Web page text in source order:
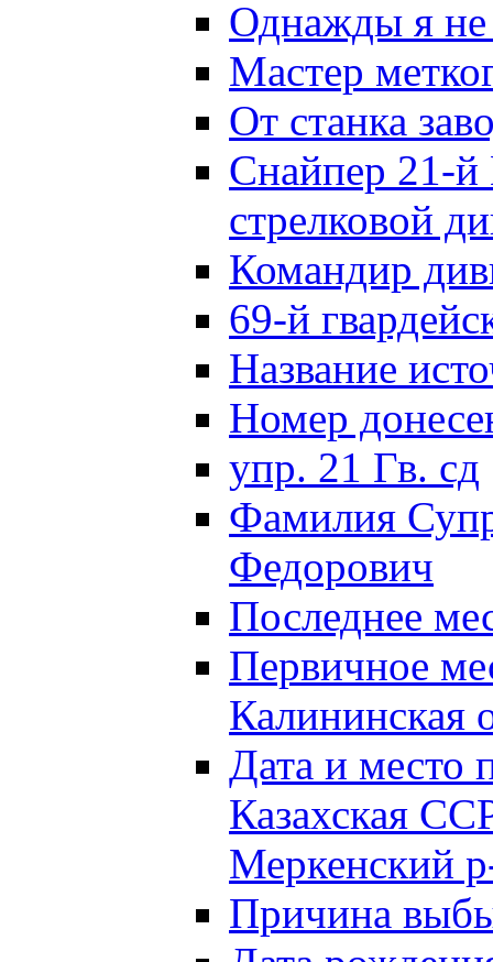
Однажды я
Мастер
От станка
Снайпер 21-й
стрелковой
Командир
69-й
Название
Номер
упр. 21 Гв. сд
Фамилия
Федорович
Последнее
Первичное
Калининская
Дата и
Казахская
Меркенский
Причина